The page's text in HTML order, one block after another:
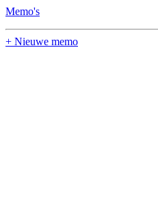
Memo's
+ Nieuwe memo